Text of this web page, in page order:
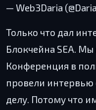
— Web3Daria
Только что дал
Блокчейна SEA.
Конференция в
провели интервью
делу. Потому что